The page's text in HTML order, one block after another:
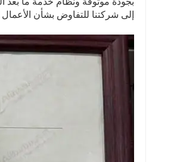
إلى شركتنا للتفاوض بشأن الأعمال